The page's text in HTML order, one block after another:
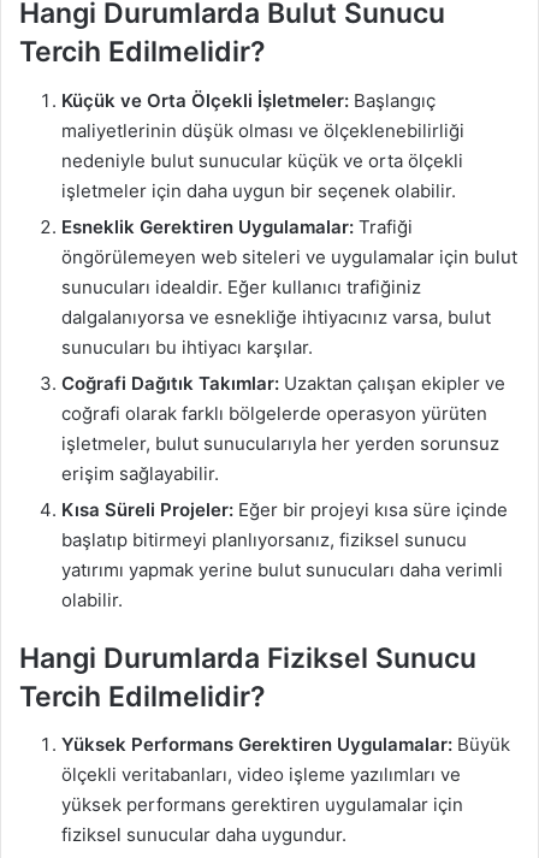
Hangi Durumlarda Bulut Sunucu
Tercih Edilmelidir?
Küçük ve Orta Ölçekli İşletmeler: Başlangıç
maliyetlerinin düşük olması ve ölçeklenebilirliği
nedeniyle bulut sunucular küçük ve orta ölçekli
işletmeler için daha uygun bir seçenek olabilir.
Esneklik Gerektiren Uygulamalar: Trafiği
öngörülemeyen web siteleri ve uygulamalar için bulut
sunucuları idealdir. Eğer kullanıcı trafiğiniz
dalgalanıyorsa ve esnekliğe ihtiyacınız varsa, bulut
sunucuları bu ihtiyacı karşılar.
Coğrafi Dağıtık Takımlar: Uzaktan çalışan ekipler ve
coğrafi olarak farklı bölgelerde operasyon yürüten
işletmeler, bulut sunucularıyla her yerden sorunsuz
erişim sağlayabilir.
Kısa Süreli Projeler: Eğer bir projeyi kısa süre içinde
başlatıp bitirmeyi planlıyorsanız, fiziksel sunucu
yatırımı yapmak yerine bulut sunucuları daha verimli
olabilir.
Hangi Durumlarda Fiziksel Sunucu
Tercih Edilmelidir?
Yüksek Performans Gerektiren Uygulamalar: Büyük
ölçekli veritabanları, video işleme yazılımları ve
yüksek performans gerektiren uygulamalar için
fiziksel sunucular daha uygundur.